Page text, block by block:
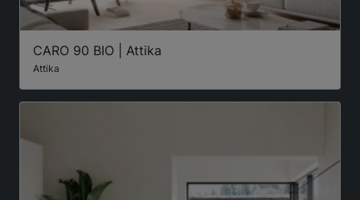
CARO 90 BIO | Attika
Attika